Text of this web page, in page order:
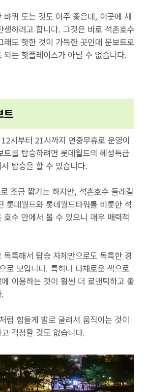
바퀴 도는 것도 아주 좋은데, 이곳에 새
생하려고 합니다. 그것은 바로 석촌호수
래도 핫한 것이 가득한 곳인데 문보트로
되는 핫플레이스가 아닐 수 없습니다.
트
시부터 21시까지 연중무휴로 운영이
트를 탑승하려면 롯데월드의 혜성특급
탑승을 할 수 있습니다.
조금 짧기는 하지만, 석촌호수 둘레길
롯데월드와 롯데월드타워를 비롯한 석
호수 안에서 볼 수 있으니 매우 매력적
특해서 탑승 자체만으로도 독특한 경
로 보입니다. 특히나 다채로운 색으로
이용하는 것이 훨씬 더 로맨틱하고 좋
럼 힘들게 발로 굴려서 움직이는 것이
걱정할 것도 없습니다.